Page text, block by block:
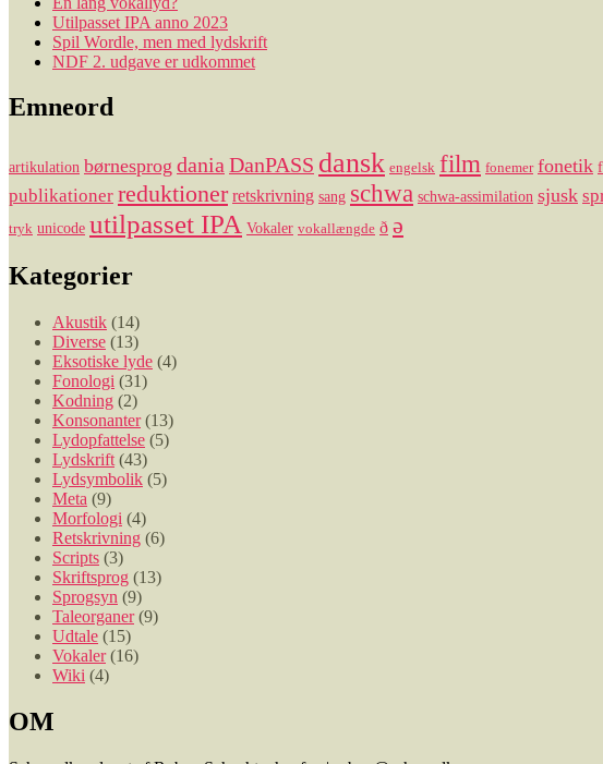
Utilpasset IPA anno 2023
Spil Wordle, men med lydskrift
NDF 2. udgave er udkommet
Emneord
artikulation børnesprog dania DanPASS dansk engelsk film fonemer fonetik
publikationer reduktioner retskrivning sang schwa schwa-assimilation sjusk
tryk unicode utilpasset IPA Vokaler vokallængde ð ə
Kategorier
Akustik (14)
Diverse (13)
Eksotiske lyde (4)
Fonologi (31)
Kodning (2)
Konsonanter(13)
Lydopfattelse (5)
Lydskrift (43)
Lydsymbolik (5)
Meta (9)
Morfologi (4)
Retskrivning (6)
Scripts (3)
Skriftsprog (13)
Sprogsyn (9)
Taleorganer(9)
Udtale (15)
Vokaler(16)
Wiki (4)
OM